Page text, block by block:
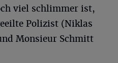
viel schlimmer ist,
Polizist (Niklas
Monsieur Schmitt